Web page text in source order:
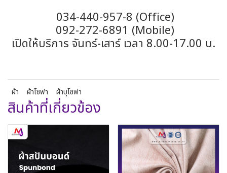
034-440-957-8 (Office)
092-272-6891 (Mobile)
เปิดให้บริการ จันทร์-เสาร์ เวลา 8.00-17.00 น.
ผ้า ผ้าโซฟา ผ้าบุโซฟา
สินค้าที่เกี่ยวข้อง